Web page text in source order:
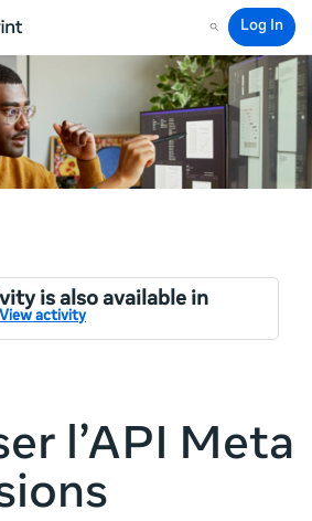
Search
Log In
is also available in
View activity
l’API Meta